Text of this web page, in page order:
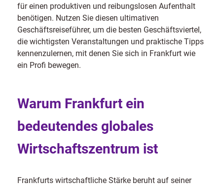
für einen produktiven und reibungslosen Aufenthalt
benötigen. Nutzen Sie diesen ultimativen
Geschäftsreiseführer, um die besten Geschäftsviertel,
die wichtigsten Veranstaltungen und praktische Tipps
kennenzulernen, mit denen Sie sich in Frankfurt wie
ein Profi bewegen.
Warum Frankfurt ein
bedeutendes globales
Wirtschaftszentrum ist
Frankfurts wirtschaftliche Stärke beruht auf seiner